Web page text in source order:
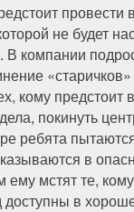
провести
не будет
компании
«старичков»
кому предстоит
покинуть
ребята
в
мстят те,
в